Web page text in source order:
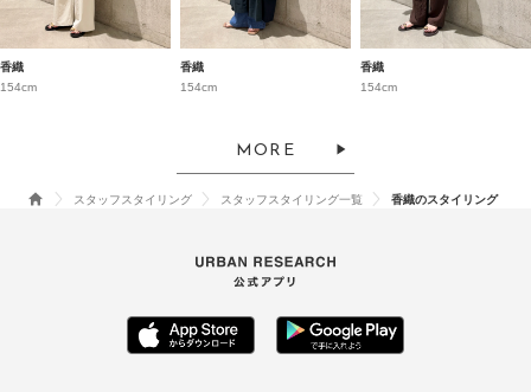
香織
154cm
香織
154cm
香織
154cm
MORE
スタッフスタイリング スタッフスタイリング一覧 香織のスタイリング